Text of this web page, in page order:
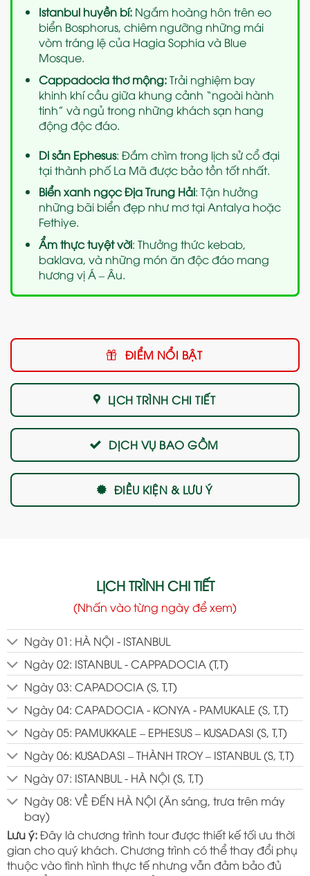
Istanbul huyền bí:Ngắm hoàng hôn trên eo
biển Bosphorus, chiêm ngưỡng những mái
vòm tráng lệ của Hagia Sophia và Blue
Mosque.
Cappadocia thơ mộng:Trải nghiệm bay
khinh khí cầu giữa khung cảnh “ngoài hành
tinh” và ngủ trong những khách sạn hang
động độc đáo.
Di sản Ephesus: Đắm chìm trong lịch sử cổ đại
tại thành phố La Mã được bảo tồn tốt nhất.
Biển xanh ngọc Địa Trung Hải: Tận hưởng
những bãi biển đẹp như mơ tại Antalya hoặc
Fethiye.
Ẩm thực tuyệt vời: Thưởng thức kebab,
baklava, và những món ăn độc đáo mang
hương vị Á – Âu.
LỊCH TRÌNH CHI TIẾT
(Nhấn vào từng ngày để xem)
Ngày 01: HÀ NỘI - ISTANBUL
Ngày 02: ISTANBUL - CAPPADOCIA (T,T)
Ngày 03: CAPADOCIA (S, T,T)
Ngày 04: CAPADOCIA - KONYA - PAMUKALE (S, T,T)
Ngày 05: PAMUKKALE – EPHESUS – KUSADASI (S, T,T)
Ngày 06: KUSADASI – THÀNH TROY – ISTANBUL (S, T,T)
Ngày 07: ISTANBUL - HÀ NỘI (S, T,T)
Ngày 08: VỀ ĐẾN HÀ NỘI (Ăn sáng, trưa trên máy
bay)
Lưu ý:Đây là chương trình tour được thiết kế tối ưu thời
gian cho quý khách. Chương trình có thể thay đổi phụ
thuộc vào tình hình thực tế nhưng vẫn đảm bảo đủ
ĐIỂM NỔI BẬT
LỊCH TRÌNH CHI TIẾT
DỊCH VỤ BAO GỒM
ĐIỀU KIỆN & LƯU Ý